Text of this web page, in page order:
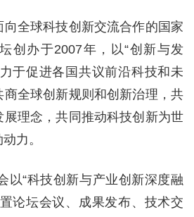
全球科技创新交流合作的国家
创办于2007年，以“创新与发
于促进各国共议前沿科技和未
全球创新规则和创新治理，共
理念，共同推动科技创新为世
力。
以“科技创新与产业创新深度融
论坛会议、成果发布、技术交